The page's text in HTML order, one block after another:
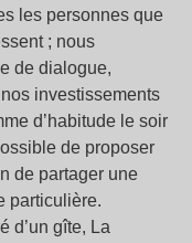
les personnes que
; nous
de dialogue,
investissements
d’habitude le soir
de proposer
de partager une
particulière.
d’un gîte, La